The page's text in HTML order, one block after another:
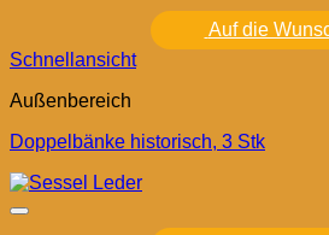
Auf die
Schnellansicht
Außenbereich
Doppelbänke historisch, 3 Stk